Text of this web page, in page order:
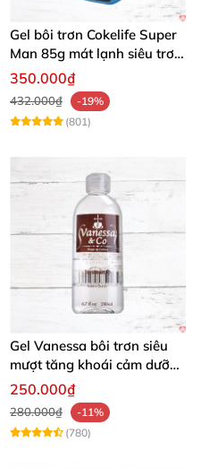
Gel bôi trơn Cokelife Super
Man 85g mát lạnh siêu trơn
an toàn
350.000₫
432.000₫
-19%
(801)
Gel Vanessa bôi trơn siêu
mượt tăng khoái cảm dưỡng
ẩm 200ml
250.000₫
280.000₫
-11%
(780)